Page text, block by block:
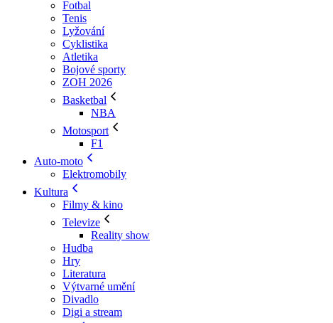
Fotbal
Tenis
Lyžování
Cyklistika
Atletika
Bojové sporty
ZOH 2026
Basketbal
NBA
Motosport
F1
Auto-moto
Elektromobily
Kultura
Filmy & kino
Televize
Reality show
Hudba
Hry
Literatura
Výtvarné umění
Divadlo
Digi a stream